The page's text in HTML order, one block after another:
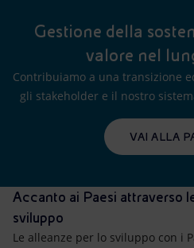
Gestione della
valore nel
Contribuiamo a una transizione
gli stakeholder e il nostro
VAI ALLA
Accanto ai Paesi attraverso
sviluppo
Le alleanze per lo sviluppo con i